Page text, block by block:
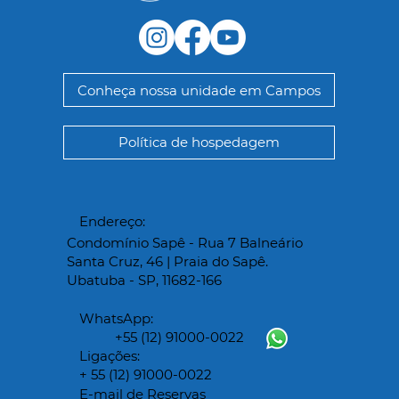
Endereço:
Condomínio Sapê - Rua 7 Balneário
Santa Cruz, 46 | Praia do Sapê.
Ubatuba - SP, 11682-166
WhatsApp:
+55 (12) 91000-0022
Ligações:
+ 55 (12) 91000-0022
E-mail de Reservas
Política de hospedagem